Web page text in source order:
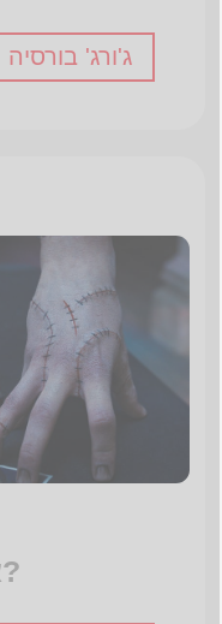
ג'ורג' בורסיה
איזה דבר אתה אוהב?